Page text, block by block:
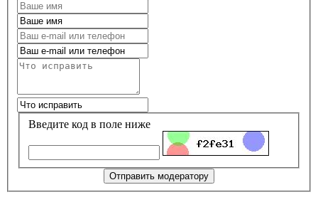
Введите код в поле ниже
Отправить модератору